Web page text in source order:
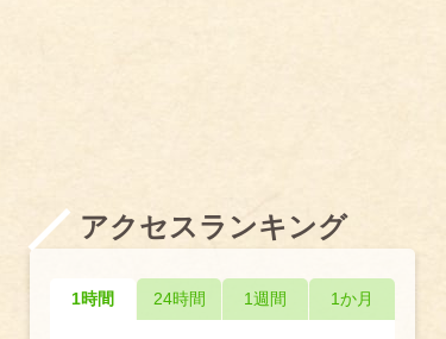
アクセスランキング
1時間 24時間 1週間 1か月